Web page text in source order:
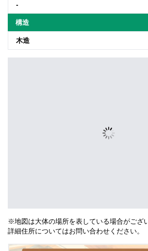
-
構造
木造
※地図は大体の場所を表している場合がござ
詳細住所についてはお問い合わせください。